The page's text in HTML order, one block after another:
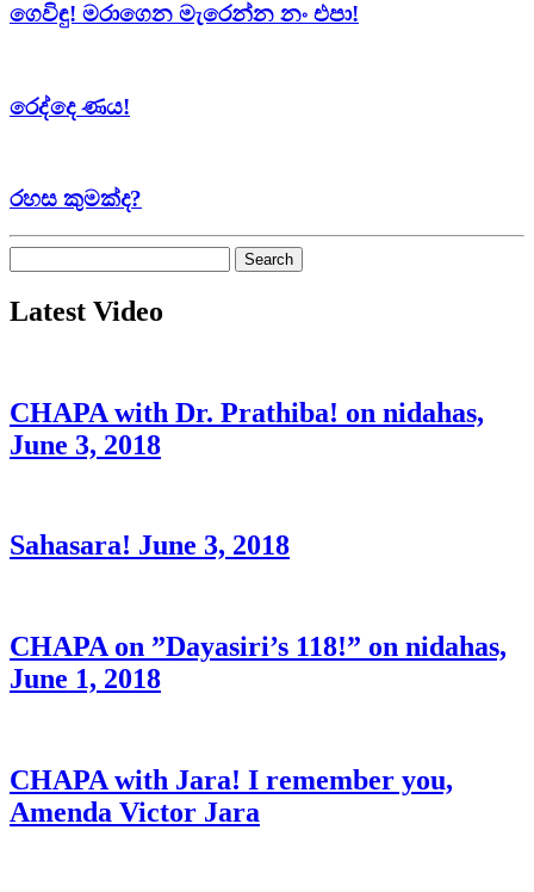
ගෙවිඳු! මරාගෙන මැරෙන්න නං එපා!
රෙද්දෙ ණය!
රහස කුමක්ද?
for:
Latest Video
CHAPA with Dr. Prathiba! on nidahas,
June 3, 2018
Sahasara! June 3, 2018
CHAPA on ”Dayasiri’s 118!” on nidahas,
June 1, 2018
CHAPA with Jara! I remember you,
Amenda Victor Jara